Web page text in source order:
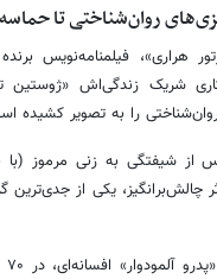
روان‌شناختی تا
هراری»، فیلمنامه‌نویس
شریک زندگی‌اش «ژوستین
را به تصویر کشیده
از شیفتگی به زنی مرموز (با
چالش‌برانگیز، یکی از جدی‌ترین